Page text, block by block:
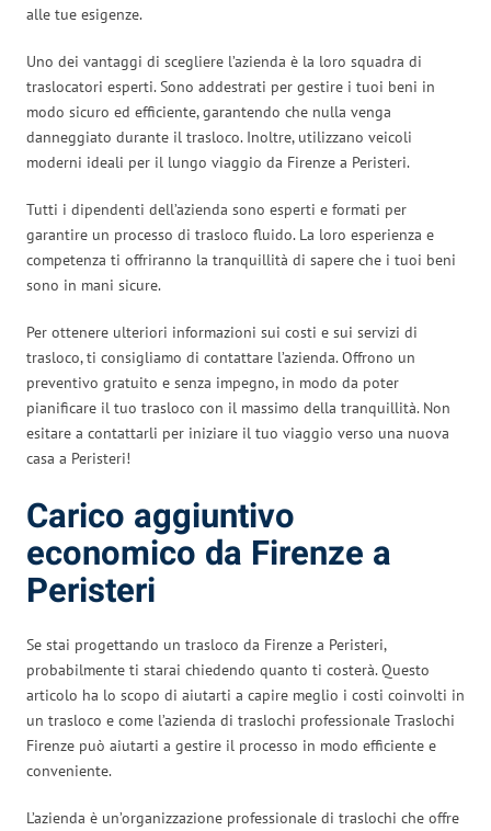
alle tue esigenze.
Uno dei vantaggi di scegliere l’azienda è la loro squadra di
traslocatori esperti. Sono addestrati per gestire i tuoi beni in
modo sicuro ed efficiente, garantendo che nulla venga
danneggiato durante il trasloco. Inoltre, utilizzano veicoli
moderni ideali per il lungo viaggio da Firenze a Peristeri.
Tutti i dipendenti dell’azienda sono esperti e formati per
garantire un processo di trasloco fluido. La loro esperienza e
competenza ti offriranno la tranquillità di sapere che i tuoi beni
sono in mani sicure.
Per ottenere ulteriori informazioni sui costi e sui servizi di
trasloco, ti consigliamo di contattare l’azienda. Offrono un
preventivo gratuito e senza impegno, in modo da poter
pianificare il tuo trasloco con il massimo della tranquillità. Non
esitare a contattarli per iniziare il tuo viaggio verso una nuova
casa a Peristeri!
Carico aggiuntivo
economico da Firenze a
Peristeri
Se stai progettando un trasloco da Firenze a Peristeri,
probabilmente ti starai chiedendo quanto ti costerà. Questo
articolo ha lo scopo di aiutarti a capire meglio i costi coinvolti in
un trasloco e come l’azienda di traslochi professionale Traslochi
Firenze può aiutarti a gestire il processo in modo efficiente e
conveniente.
L’azienda è un’organizzazione professionale di traslochi che offre